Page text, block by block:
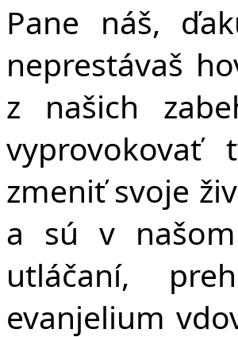
Pane náš,
neprestávaš
z našich
zmeniť svoje
a sú v
utláčaní,
evanjelium